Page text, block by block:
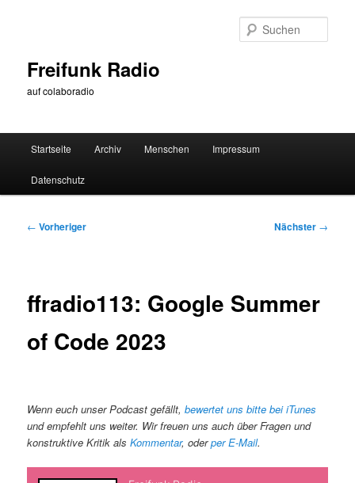
Freifunk Radio
auf colaboradio
Startseite Archiv Menschen Impressum
Datenschutz
Beitragsnavigation
← Vorheriger Nächster →
ffradio113: Google Summer
of Code 2023
Wenn euch unser Podcast gefällt,bewertet uns bitte bei iTunes
und empfehlt uns weiter. Wir freuen uns auch über Fragen und
konstruktive Kritik alsKommentar, oderper E-Mail.